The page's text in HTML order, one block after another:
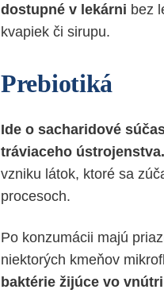
dostupné v lekárni bez
kvapiek či sirupu.
Prebiotiká
Ide o sacharidové
tráviaceho ústrojenstva.
vzniku látok, ktoré sa
procesoch.
Po konzumácii majú
niektorých kmeňov
baktérie žijúce vo